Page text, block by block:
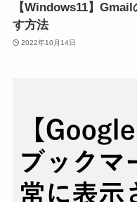
【Windows11】
す方法
2022年10月14日